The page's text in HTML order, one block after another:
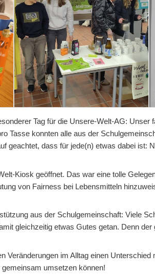
Tag für die Unsere-Welt-AG: Unser
Tasse konnten alle aus der
geachtet, dass für jede(n) etwas dabei ist:
Kiosk geöffnet. Das war eine tolle
von Fairness bei Lebensmitteln
aus der Schulgemeinschaft: Viele
gleichzeitig etwas Gutes getan. Denn
Veränderungen im Alltag einen
umsetzen können!